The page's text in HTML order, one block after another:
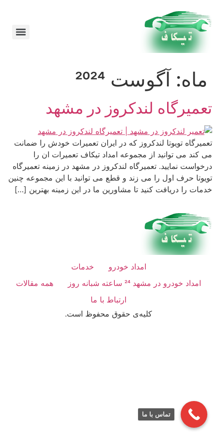
ماه: آگوست 2024
تعمیرگاه لندکروز در مشهد
تعمیرگاه تویوتا لندکروز که در ایران تعمیرات خودش را ضمانت
می کند می توانید از مجموعه امداد تیکاف تعمیرات ان را
درخواست نمایید. تعمیرگاه لندکروز در مشهد در زمینه تعمیرگاه
تویوتا حرف اول را می زند و قطع می توانید با این مجموعه چنین
خدمات را دریافت کنید تا مشاورین ما در این زمینه بهترین […]
امداد خودرو
خدمات
امداد خودرو در مشهد 24 ساعته شبانه روز
همه مقالات
ارتباط با ما
کلیه‌ی حقوق محفوظ است.
تماس با ما